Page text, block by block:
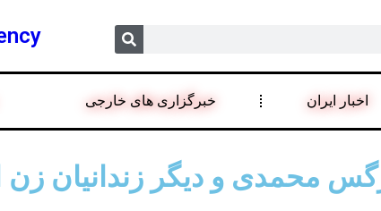
اخبار ایران خبرگزاری های خارجی
و دیگر زندانیان زن